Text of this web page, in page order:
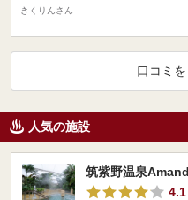
きくりんさん
口コミ
人気の施設
筑紫野温泉
4.1